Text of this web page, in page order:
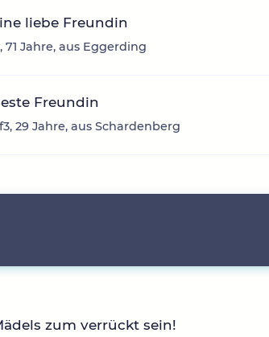
liebe Freundin
71 Jahre, aus Eggerding
Freundin
29 Jahre, aus Schardenberg
zum verrückt sein!